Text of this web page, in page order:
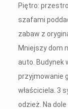
Piętro:
szafami
zabaw z
Mniejszy dom
auto. Budynek
przyjmowanie
właściciela. 3
odzież. Na